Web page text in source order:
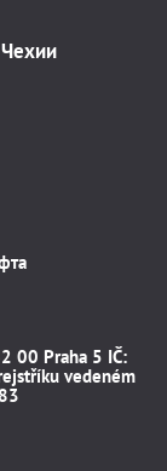
00 Praha 5 IČ:
vedeném